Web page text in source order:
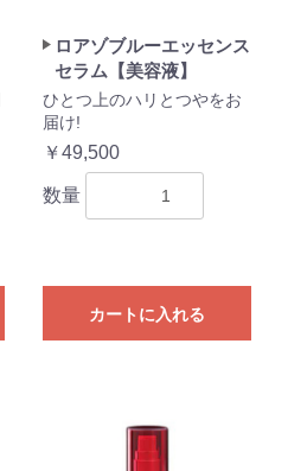
ロアゾブルーエッセンス
セラム【美容液】
ひとつ上のハリとつやをお
届け!
￥49,500
数量
カートに入れる